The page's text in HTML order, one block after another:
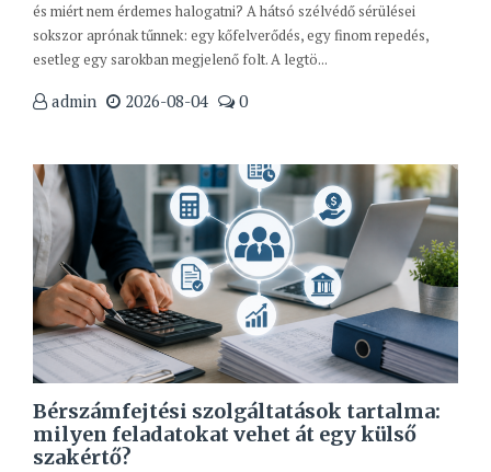
és miért nem érdemes halogatni? A hátsó szélvédő sérülései
sokszor aprónak tűnnek: egy kőfelverődés, egy finom repedés,
esetleg egy sarokban megjelenő folt. A legtö...
admin 2026-08-04 0
Bérszámfejtési szolgáltatások tartalma:
milyen feladatokat vehet át egy külső
szakértő?